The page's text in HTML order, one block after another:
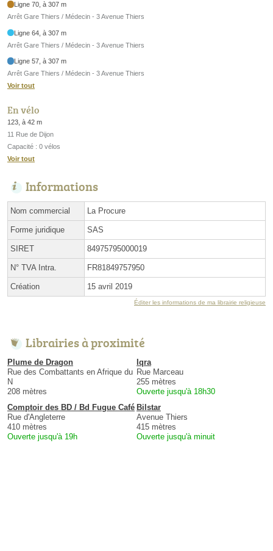
Ligne 70, à 307 m
Arrêt Gare Thiers / Médecin - 3 Avenue Thiers
Ligne 64, à 307 m
Arrêt Gare Thiers / Médecin - 3 Avenue Thiers
Ligne 57, à 307 m
Arrêt Gare Thiers / Médecin - 3 Avenue Thiers
Voir tout
En vélo
123, à 42 m
11 Rue de Dijon
Capacité : 0 vélos
Voir tout
Informations
Nom commercial La Procure
Forme juridique SAS
SIRET 84975795000019
N° TVA Intra. FR81849757950
Création 15 avril 2019
Éditer les informations de ma librairie religieuse
Librairies à proximité
Plume de Dragon
Rue des Combattants en Afrique du
N
208 mètres
Iqra
Rue Marceau
255 mètres
Ouverte jusqu'à 18h30
Comptoir des BD / Bd Fugue Café
Rue d'Angleterre
410 mètres
Ouverte jusqu'à 19h
Bilstar
Avenue Thiers
415 mètres
Ouverte jusqu'à minuit